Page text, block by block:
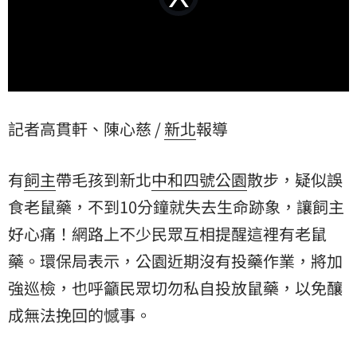
loading.
記者高貫軒、陳心慈 /新北報導
有飼主帶毛孩到新北中和四號公園散步，疑似誤
食老鼠藥，不到10分鐘就失去生命跡象，讓飼主
好心痛！網路上不少民眾互相提醒這裡有老鼠
藥。環保局表示，公園近期沒有投藥作業，將加
強巡檢，也呼籲民眾切勿私自投放鼠藥，以免釀
成無法挽回的憾事。